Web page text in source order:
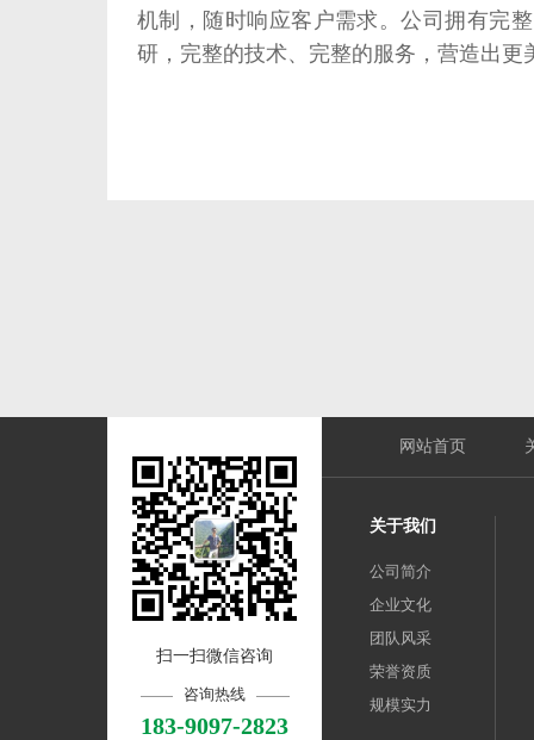
机制，随时响应客户需求。公司拥有完
研，完整的技术、完整的服务，营造出
扫一扫微信咨询
咨询热线
183-9097-2823
网站首页
关于我们
公司简介
企业文化
团队风采
荣誉资质
规模实力